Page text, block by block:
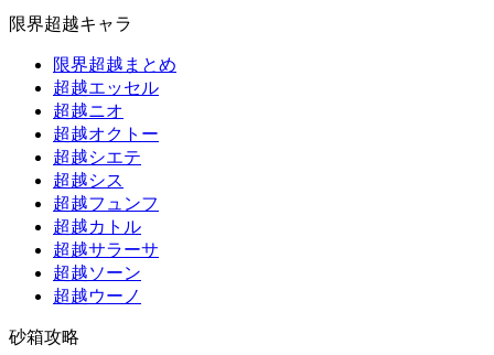
限界超越キャラ
限界超越まとめ
超越エッセル
超越ニオ
超越オクトー
超越シエテ
超越シス
超越フュンフ
超越カトル
超越サラーサ
超越ソーン
超越ウーノ
砂箱攻略